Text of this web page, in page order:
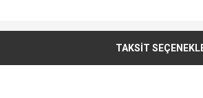
TAKSİT